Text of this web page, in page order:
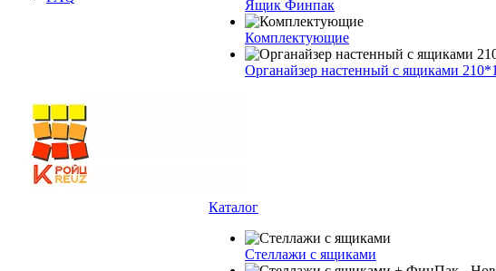
Ящик Финпак
Комплектующие
Органайзер настенный с ящиками
Каталог
Стеллажи с ящиками